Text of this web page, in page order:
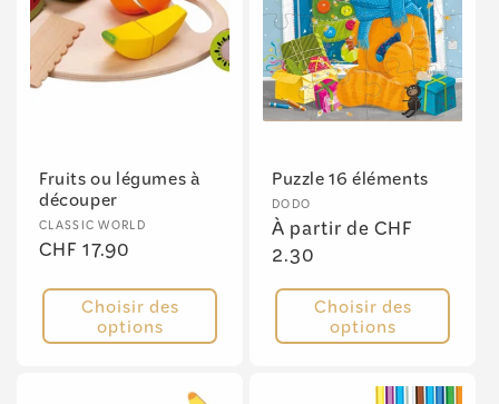
Fruits ou légumes à
découper
Fournisseur :
CLASSIC WORLD
Prix
habituel
CHF 17.90
Choisir des
options
Puzzle 16 éléments
Fournisseur :
DODO
Prix
habituel
À partir de CHF
2.30
Choisir des
options